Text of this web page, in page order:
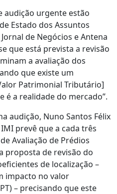
audição urgente estão
Estado dos Assuntos
de Negócios e Antena
que está prevista a revisão
a avaliação dos
que existe um
Patrimonial Tributário]
é a realidade do mercado”.
audição, Nuno Santos Félix
prevê que a cada três
Avaliação de Prédios
proposta de revisão do
de localização –
impacto no valor
– precisando que este